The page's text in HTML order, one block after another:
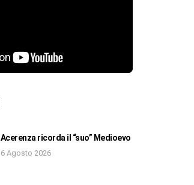
Acerenza ricorda il “suo” Medioevo
6 Agosto 2026